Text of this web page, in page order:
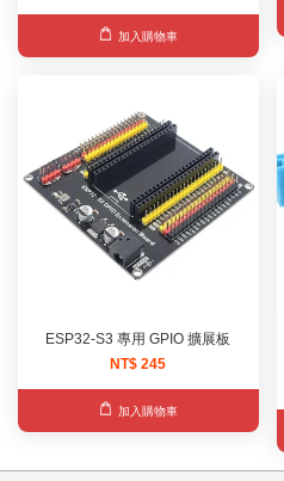
加入購物車
ESP32-S3 專用 GPIO 擴展板
NT$ 245
加入購物車